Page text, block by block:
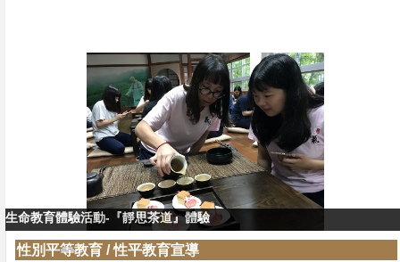
生命教育體驗活動-『靜思茶道』體驗
生命教育體驗活動-『靜思茶道』教學
性別平等教育 /性平教育宣導